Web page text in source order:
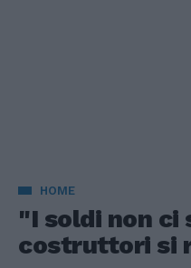
HOME
"I soldi non ci
costruttori si